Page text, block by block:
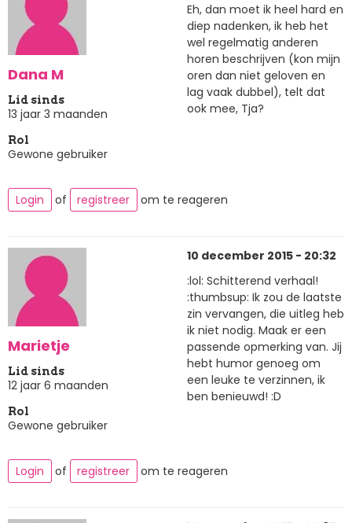
Dana M
Lid sinds
13 jaar 3 maanden
Rol
Gewone gebruiker
Eh, dan moet ik heel hard en
diep nadenken, ik heb het
wel regelmatig anderen
horen beschrijven (kon mijn
oren dan niet geloven en
lag vaak dubbel), telt dat
ook mee, Tja?
Login of registreer om te reageren
Marietje
Lid sinds
12 jaar 6 maanden
Rol
Gewone gebruiker
10 december 2015 - 20:32
:lol: Schitterend verhaal!
:thumbsup: Ik zou de laatste
zin vervangen, die uitleg heb
ik niet nodig. Maak er een
passende opmerking van. Jij
hebt humor genoeg om
een leuke te verzinnen, ik
ben benieuwd! :D
Login of registreer om te reageren